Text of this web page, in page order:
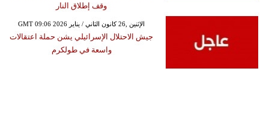
وقف إطلاق النار
GMT 09:06 2026 الإثنين ,26 كانون الثاني / يناير
جيش الاحتلال الإسرائيلي يشن حملة اعتقالات
واسعة في طولكرم